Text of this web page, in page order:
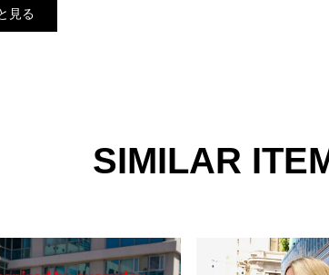
【最も遅い予定日にまとめての発送】となり
が１番近い色になります。
見る
SIMILAR